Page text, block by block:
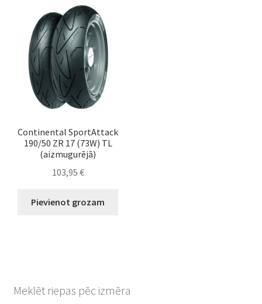
Continental SportAttack
190/50 ZR 17 (73W) TL
(aizmugurējā)
103,95 €
Pievienot grozam
Meklēt riepas pēc izmēra